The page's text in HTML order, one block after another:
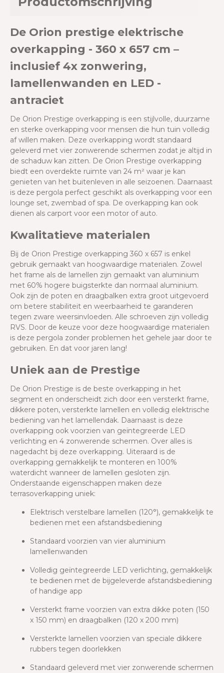
De Orion prestige elektrische
overkapping - 360 x 657 cm –
inclusief 4x zonwering,
lamellenwanden en LED -
antraciet
De Orion Prestige overkapping is een stijlvolle, duurzame
en sterke overkapping voor mensen die hun tuin volledig
af willen maken. Deze overkapping wordt standaard
geleverd met vier zonwerende schermen zodat je altijd in
de schaduw kan zitten. De Orion Prestige overkapping
biedt een overdekte ruimte van 24 m² waar je kan
genieten van het buitenleven in alle seizoenen. Daarnaast
is deze pergola perfect geschikt als overkapping voor een
lounge set, zwembad of spa. De overkapping kan ook
dienen als carport voor een motor of auto.
Kwalitatieve materialen
Bij de Orion Prestige overkapping 360 x 657 is enkel
gebruik gemaakt van hoogwaardige materialen. Zowel
het frame als de lamellen zijn gemaakt van aluminium
met 60% hogere buigsterkte dan normaal aluminium.
Ook zijn de poten en draagbalken extra groot uitgevoerd
om betere stabiliteit en weerbaarheid te garanderen
tegen zware weersinvloeden. Alle schroeven zijn volledig
RVS. Door de keuze voor deze hoogwaardige materialen
is deze pergola zonder problemen het gehele jaar door te
gebruiken. En dat voor jaren lang!
Uniek aan de Prestige
De Orion Prestige is de beste overkapping in het
segment en onderscheidt zich door een versterkt frame,
dikkere poten, versterkte lamellen en volledig elektrische
bediening van het lamellendak. Daarnaast is deze
overkapping ook voorzien van geïntegreerde LED
verlichting en 4 zonwerende schermen. Over alles is
nagedacht bij deze overkapping. Uiteraard is de
overkapping gemakkelijk te monteren en 100%
waterdicht wanneer de lamellen gesloten zijn.
Onderstaande eigenschappen maken deze
terrasoverkapping uniek:
Elektrisch verstelbare lamellen (120°), gemakkelijk te
bedienen met een afstandsbediening
Standaard voorzien van vier aluminium
lamellenwanden
Volledig geïntegreerde LED verlichting, gemakkelijk
te bedienen met de bijgeleverde afstandsbediening
of handige app
Versterkt frame voorzien van extra dikke poten (150
x 150 mm) en draagbalken (120 x 200 mm)
Versterkte lamellen voorzien van speciale dikkere
rubbers tegen doorlekken
Standaard geleverd met vier zonwerende schermen